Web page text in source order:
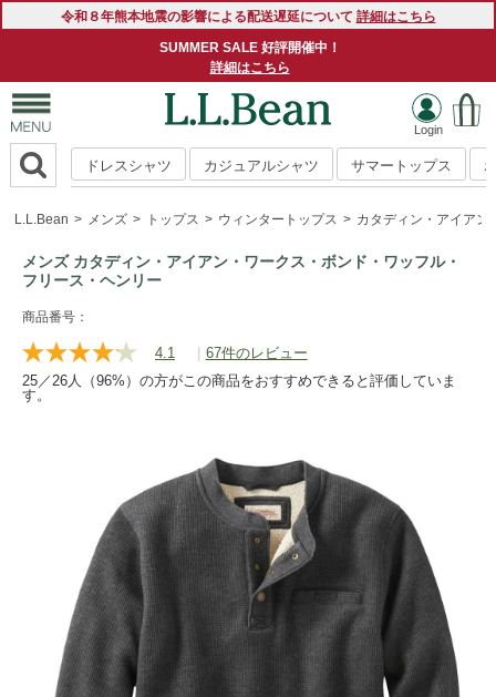
令和８年熊本地震の影響による配送遅延について 詳細はこちら
SUMMER SALE 好評開催中！
詳細はこちら
ドレスシャツ カジュアルシャツ サマートップス
L.L.Bean メンズ トップス ウィンタートップス カタディン・アイアン
メンズ カタディン・アイアン・ワークス・ボンド・ワッフル・
フリース・ヘンリー
https://www.llbean.co.jp/mens/tops/sweatshirts/g/
商品番号：
4.1
レ
ビ
む.
同
じ
ペ
ジ
の
ク。
| 67件のレビュー
25／26人（96%）の方がこの商品をおすすめできると評価していま
す。